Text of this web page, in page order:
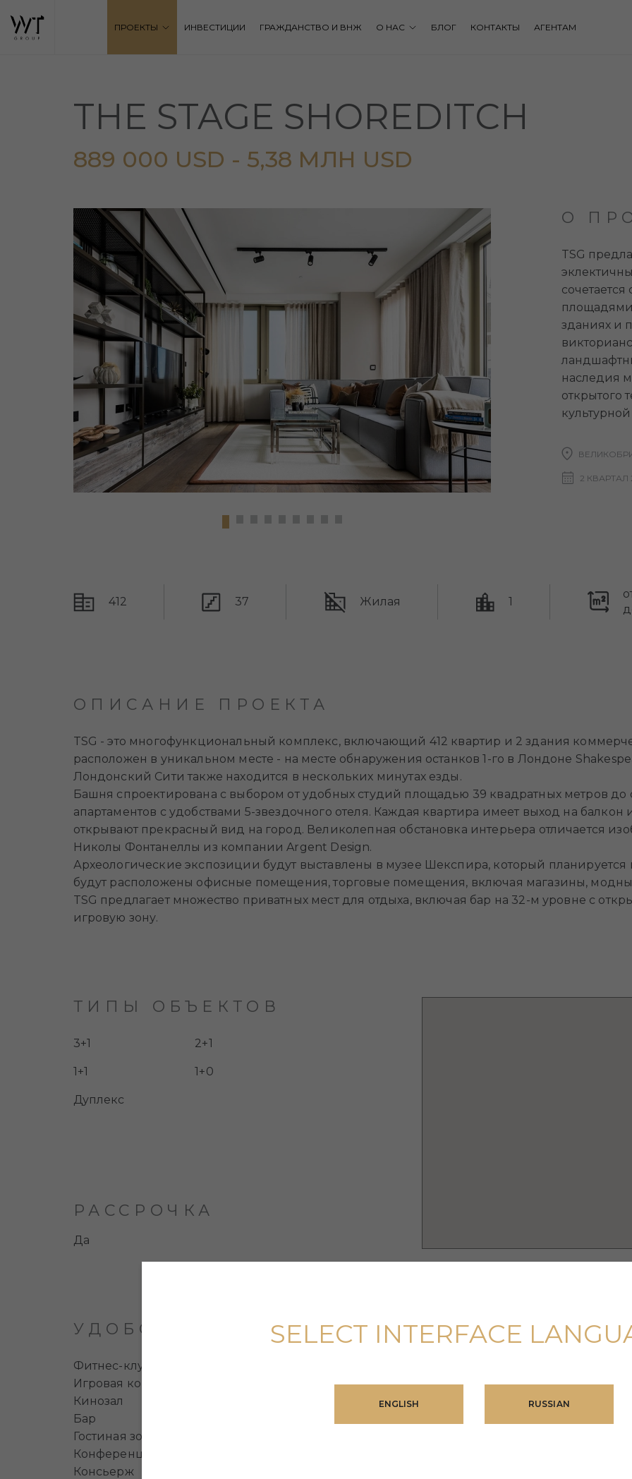
ПРОЕКТЫ ИНВЕСТИЦИИ ГРАЖДАНСТВО И ВНЖ О НАС БЛОГ КОНТАКТЫ АГЕНТАМ
THE STAGE SHOREDITCH
889 000 USD - 5,38 МЛН USD
О
TSG
зданиях и
наследия
открытого
2 КВАРТАЛ
412 37 Жилая 1
ОПИСАНИЕ ПРОЕКТА
TSG - это многофункциональный комплекс, включающий 412 квартир и 2 здания
расположен в уникальном месте - на месте обнаружения останков 1-го в Лондоне
Лондонский Сити также находится в нескольких минутах езды.
Башня спроектирована с выбором от удобных студий площадью 39 квадратных метров
апартаментов с удобствами 5-звездочного отеля. Каждая квартира имеет выход на
открывают прекрасный вид на город. Великолепная обстановка интерьера отличается
Николы Фонтанеллы из компании Argent Design.
Археологические экспозиции будут выставлены в музее Шекспира, который планируется
будут расположены офисные помещения, торговые помещения, включая магазины,
TSG предлагает множество приватных мест для отдыха, включая бар на 32-м уровне с
игровую зону.
ТИПЫ ОБЪЕКТОВ
3+1 2+1
1+1 1+0
Дуплекс
РАССРОЧКА
Да
УДОБСТВА
Фитнес-клуб
Игровая комната с боулингом и бильярдом
Кинозал
Бар
Гостиная зона
Конференц-зал
Консьерж
SELECT INTERFACE
ENGLISH RUSSIAN